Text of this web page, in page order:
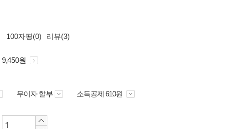
100자평(0) 리뷰(3)
9,450원
무이자 할부 소득공제 610원